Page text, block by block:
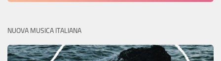
NUOVA MUSICA ITALIANA